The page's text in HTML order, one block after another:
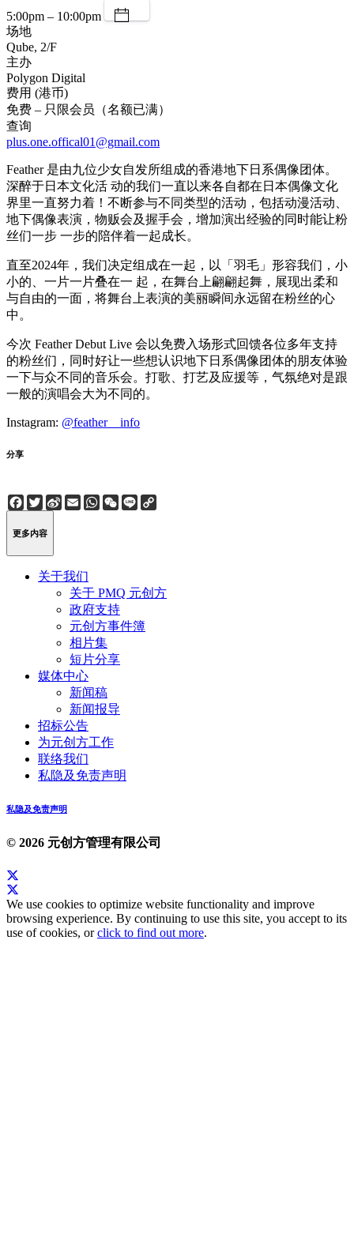
5:00pm – 10:00pm
场地
Qube, 2/F
主办
Polygon Digital
费用 (港币)
免费 – 只限会员（名额已满）
查询
plus.one.offical01@gmail.com
Feather 是由九位少女自发所组成的香港地下日系偶像团体。
深醉于日本文化活 动的我们一直以来各自都在日本偶像文化
界里一直努力着！不断参与不同类型的活动，包括动漫活动、
地下偶像表演，物贩会及握手会，增加演出经验的同时能让粉
丝们一步 一步的陪伴着一起成长。
直至2024年，我们决定组成在一起，以「羽毛」形容我们，小
小的、一片一片叠在一 起，在舞台上翩翩起舞，展现出柔和
与自由的一面，将舞台上表演的美丽瞬间永远留在粉丝的心
中。
今次 Feather Debut Live 会以免费入场形式回馈各位多年支持
的粉丝们，同时好让一些想认识地下日系偶像团体的朋友体验
一下与众不同的音乐会。打歌、打艺及应援等，气氛绝对是跟
一般的演唱会大为不同的。
Instagram: @feather__info
分享
Facebook
Twitter
Sina
Weibo
EmailWhatsApp
WeChat
Line
更多内容
关于我们
关于 PMQ 元创方
政府支持
元创方事件簿
相片集
短片分享
媒体中心
新闻稿
新闻报导
招标公告
为元创方工作
联络我们
私隐及免责声明
私隐及免责声明
© 2026 元创方管理有限公司
We use cookies to optimize website functionality and improve
browsing experience. By continuing to use this site, you accept to its
use of cookies, orclick to find out more.